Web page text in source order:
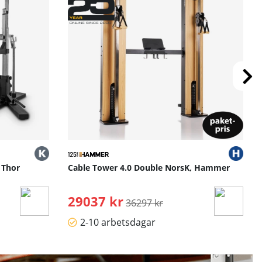
Cable Tower 4.0 Double NorsK, Hammer
29037 kr Ordinarie pris:
36297 kr
2-10 arbetsdagar